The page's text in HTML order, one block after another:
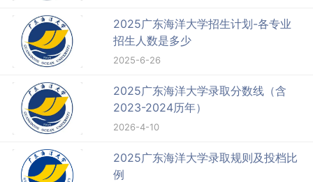
2025广东海洋大学招生计划-各专业
招生人数是多少
2025-6-26
2025广东海洋大学录取分数线（含
2023-2024历年）
2026-4-10
2025广东海洋大学录取规则及投档比
例